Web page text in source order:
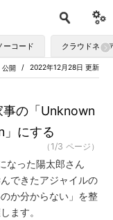
ーコード クラウドネイ
2022年12月28日 更新
公開
事の「Unknown
にする
（1/3 ページ）
なった陽太郎さん
できたアジャイルの
か分からない」を整
ます。